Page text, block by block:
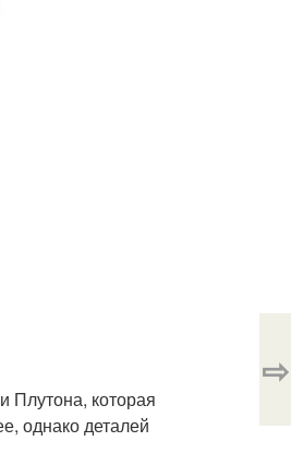
Плутона, которая
однако деталей
⇨